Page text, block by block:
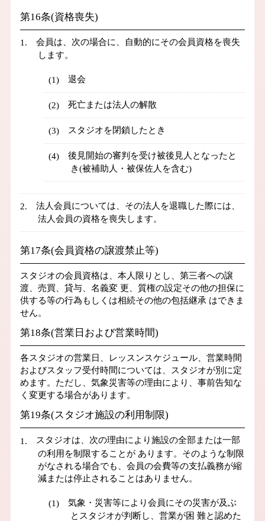
第16条(資格喪失)
会員は、次の場合に、自動的にその会員資格を喪失
します。
退会
死亡または法人の解散
スタジオを閉鎖したとき
後見開始の審判を受け被後見人となったと
き(被補助人・被保佐人を含む)
法人会員については、その法人を退職した際には、
法人会員の資格を喪失します。
第17条(会員資格の譲渡禁止等)
スタジオの会員資格は、本人限りとし、第三者への譲
渡、売買、貸与、名義変 更、質権の設定その他の担保に
供する等の行為もしくは相続その他の包括継承 はできま
せん。
第18条(営業日および営業時間)
各スタジオの営業日、レッスンスケジュール、営業時間
およびスタッフ受付時間については、スタジオが別に定
めます。ただし、気象災害等の理由により、事前告知な
く変更する場合があります。
第19条(スタジオ施設の利用制限)
スタジオは、次の理由により施設の全部または一部
の利用を制限することが あります。そのような制限
がなされる場合でも、会員の会費等の支払義務が縮
減または停止されることはありません。
気象・災害等により会員にその災害が及ぶ
とスタジオが判断し、営業が困 難と認めた